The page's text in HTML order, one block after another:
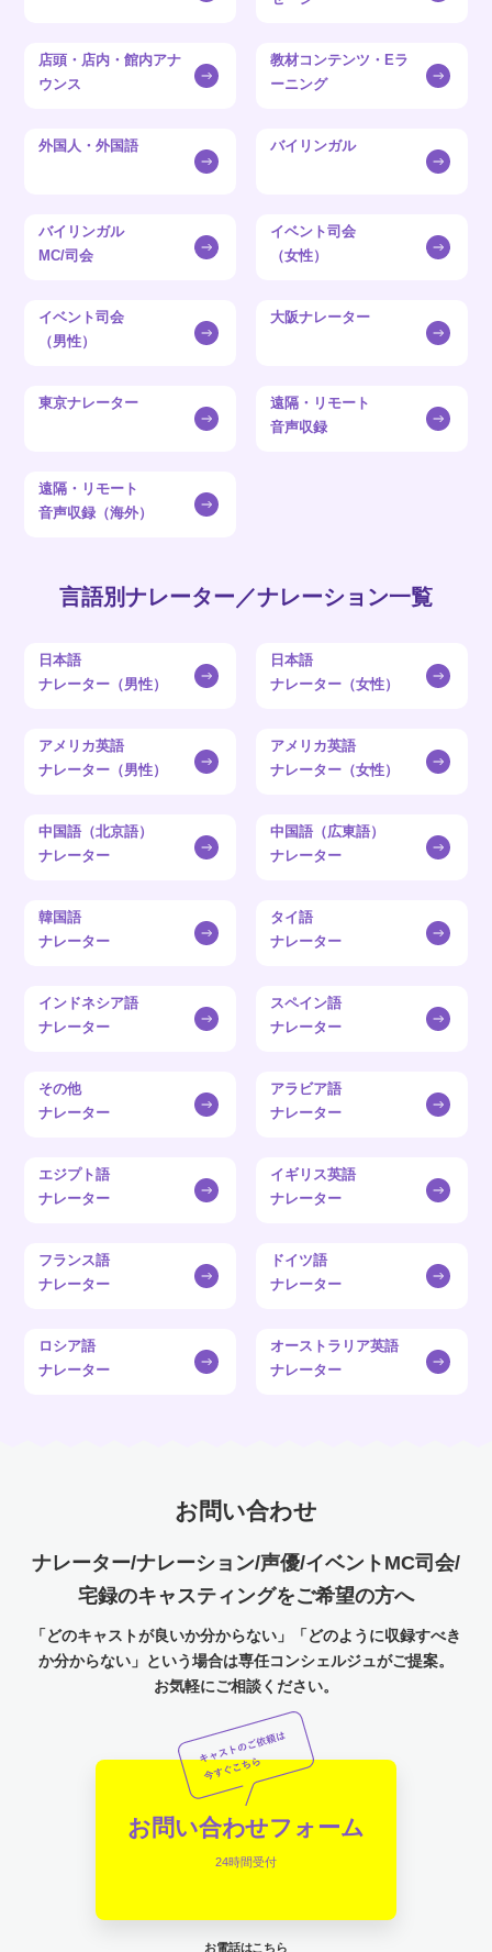
店頭・店内・館内アナ
ウンス
教材コンテンツ・Eラ
ーニング
外国人・外国語 バイリンガル
バイリンガル
MC/司会
イベント司会
（女性）
イベント司会
（男性）
大阪ナレーター
東京ナレーター
遠隔・リモート
音声収録
遠隔・リモート
音声収録（海外）
言語別ナレーター／ナレーション一覧
日本語
ナレーター（男性）
日本語
ナレーター（女性）
アメリカ英語
ナレーター（男性）
アメリカ英語
ナレーター（女性）
中国語（北京語）
ナレーター
中国語（広東語）
ナレーター
韓国語
ナレーター
タイ語
ナレーター
インドネシア語
ナレーター
スペイン語
ナレーター
その他
ナレーター
アラビア語
ナレーター
エジプト語
ナレーター
イギリス英語
ナレーター
フランス語
ナレーター
ドイツ語
ナレーター
ロシア語
ナレーター
オーストラリア英語
ナレーター
お問い合わせ
ナレーター/ナレーション/声優/イベントMC司会/
宅録のキャスティングをご希望の方へ
「どのキャストが良いか分からない」「どのように収録すべき
か分からない」という場合は専任コンシェルジュがご提案。
お気軽にご相談ください。
お問い合わせフォーム
24時間受付
お電話はこちら